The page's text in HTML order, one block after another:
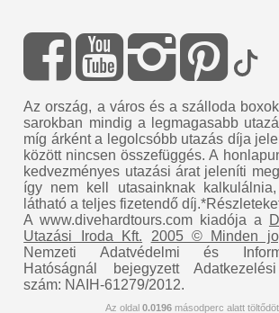
Az ország, a város és a szálloda
sarokban mindig a legmagasabb
míg árként a legolcsóbb utazás díja
között nincsen összefüggés. A
kedvezményes utazási árat jeleníti
így nem kell utasainknak
látható a teljes fizetendő
A www.divehardtours.com kiadója a
Utazási Iroda Kft.
2005 © Minden
Nemzeti Adatvédelmi és
Hatóságnál bejegyzett
szám: NAIH-61279/2012.
Az oldal 0.0196 másodperc alatt